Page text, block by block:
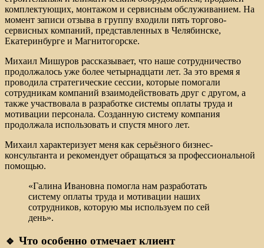
комплектующих, монтажом и сервисным обслуживанием. На
момент записи отзыва в группу входили пять торгово-
сервисных компаний, представленных в Челябинске,
Екатеринбурге и Магнитогорске.
Михаил Мишуров рассказывает, что наше сотрудничество
продолжалось уже более четырнадцати лет. За это время я
проводила стратегические сессии, которые помогали
сотрудникам компаний взаимодействовать друг с другом, а
также участвовала в разработке системы оплаты труда и
мотивации персонала. Созданную систему компания
продолжала использовать и спустя много лет.
Михаил характеризует меня как серьёзного бизнес-
консультанта и рекомендует обращаться за профессиональной
помощью.
«Галина Ивановна помогла нам разработать
систему оплаты труда и мотивации наших
сотрудников, которую мы используем по сей
день».
🔹 Что особенно отмечает клиент